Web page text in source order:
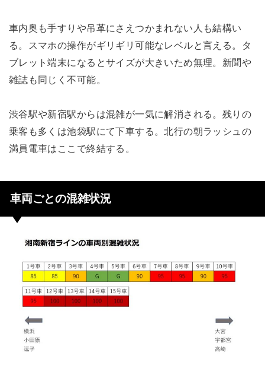
車内奥も手すりや吊革にさえつかまれない人も結構い
る。スマホの操作がギリギリ可能なレベルと言える。タ
ブレット端末になるとサイズが大きいため無理。新聞や
雑誌も同じく不可能。
渋谷駅や新宿駅からは混雑が一気に解消される。残りの
乗客も多くは池袋駅にて下車する。北行の朝ラッシュの
満員電車はここで終結する。
車両ごとの混雑状況